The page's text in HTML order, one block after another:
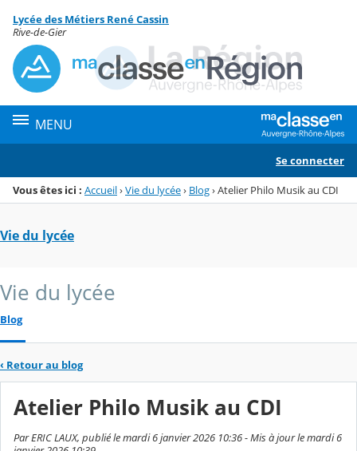
Menu de la rubrique
Contenu
Lycée des Métiers René Cassin
Rive-de-Gier
MENU
Se connecter
Vous êtes ici : Accueil›Vie du lycée› Blog›Atelier Philo Musik au CDI
Vie du lycée
Vie du lycée
Blog
‹ Retour au blog
Atelier Philo Musik au CDI
Par ERIC LAUX, publié le mardi 6 janvier 2026 10:36 - Mis à jour le mardi 6